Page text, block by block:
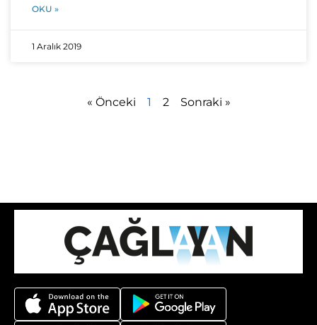
OKU »
1 Aralık 2019
« Önceki 1 2 Sonraki »